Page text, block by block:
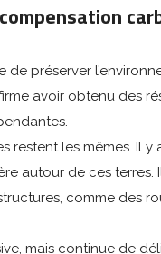
préserver
avoir obtenu des
les mêmes. Il
autour de ces
comme des
mais continue de